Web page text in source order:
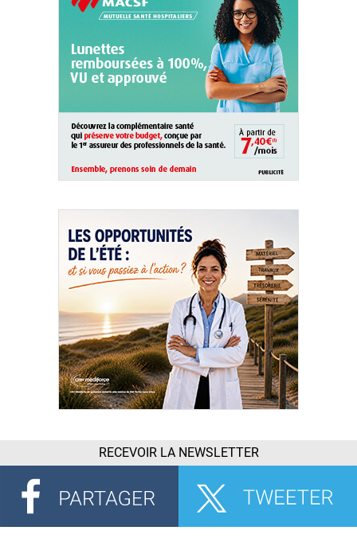
RECEVOIR LA NEWSLETTER